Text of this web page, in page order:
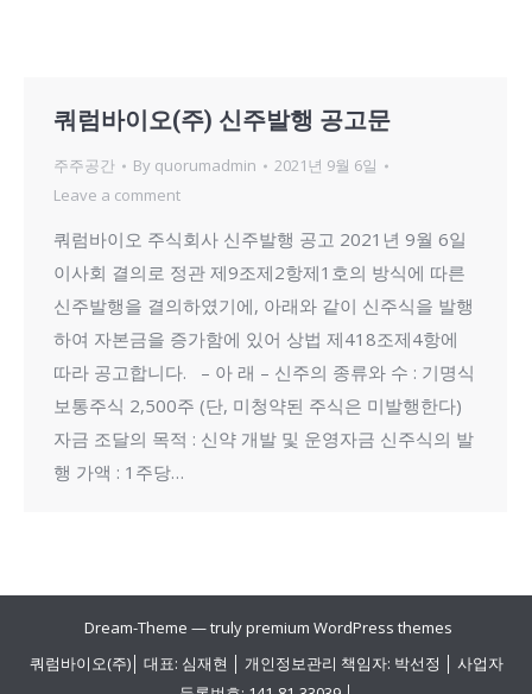
쿼럼바이오(주) 신주발행 공고문
주주공간 By quorumadmin
2021년 9월 6일
Leave a comment
쿼럼바이오 주식회사 신주발행 공고 2021년 9월 6일
이사회 결의로 정관 제9조제2항제1호의 방식에 따른
신주발행을 결의하였기에, 아래와 같이 신주식을 발행
하여 자본금을 증가함에 있어 상법 제418조제4항에
따라 공고합니다. – 아 래 – 신주의 종류와 수 : 기명식
보통주식 2,500주 (단, 미청약된 주식은 미발행한다)
자금 조달의 목적 : 신약 개발 및 운영자금 신주식의 발
행 가액 : 1주당…
Dream-Theme — trulypremium WordPress themes
쿼럼바이오(주)│ 대표: 심재현 │ 개인정보관리 책임자: 박선정 │ 사업자